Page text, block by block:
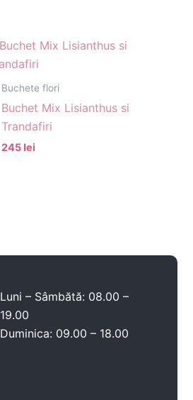
Buchete flori
Buchet Mix Lisianthus si
Trandafiri
245 lei
Luni – Sâmbătă: 08.00 –
19.00
Duminica: 09.00 – 18.00